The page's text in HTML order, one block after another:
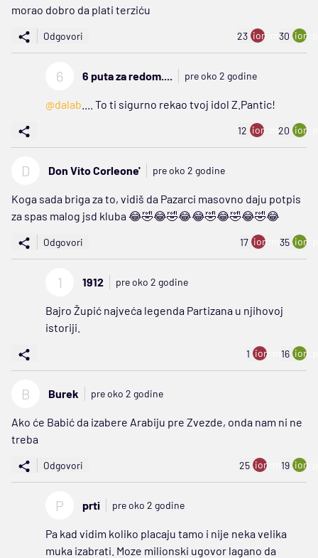
morao dobro da plati terziću
Odgovori 23 ion:minus
30
6 6 puta za redom.... pre oko 2 godine
@dalab .... To ti sigurno rekao tvoj idol Z.Pantic!
12 ion:minus
20
D Don Vito Corleone' pre oko 2 godine
Koga sada briga za to, vidiš da Pazarci masovno daju potpis
za spas malog jsd kluba 😂🤣😂🤣😂😂🤣😂🤣😂🤣😂
Odgovori 17 ion:minus
35
1 1912 pre oko 2 godine
Bajro Župić najveća legenda Partizana u njihovoj
istoriji.
1 ion:minus
16
B Burek pre oko 2 godine
Ako će Babić da izabere Arabiju pre Zvezde, onda nam ni ne
treba
Odgovori 25 ion:minus
19
P prti pre oko 2 godine
Pa kad vidim koliko placaju tamo i nije neka velika
muka izabrati. Moze milionski ugovor lagano da